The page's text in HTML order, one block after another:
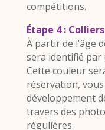
compétitions.
Étape 4 :
À partir de l’âge
sera identifié par
Cette couleur
réservation,
développement
travers des
régulières.